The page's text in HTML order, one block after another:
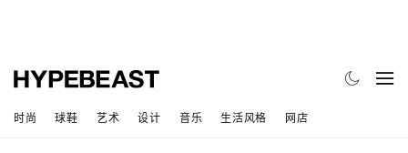
时尚 球鞋 艺术 设计 音乐 生活风格 网店